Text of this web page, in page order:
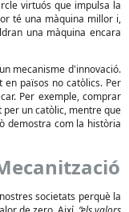
virtuós que impulsa la
té una màquina millor i,
una màquina encara
mecanisme d'innovació.
països no catòlics. Per
Per exemple, comprar
per un catòlic, mentre que
demostra com la història
societats perquè la